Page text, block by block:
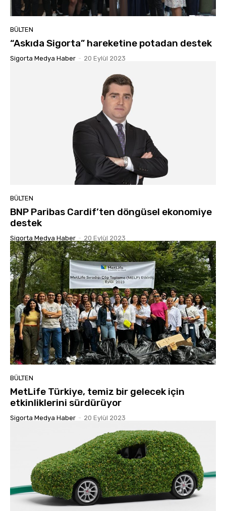
BÜLTEN
“Askıda Sigorta” hareketine potadan destek
Sigorta Medya Haber - 20 Eylül 2023
BÜLTEN
BNP Paribas Cardif’ten döngüsel ekonomiye
destek
Sigorta Medya Haber - 20 Eylül 2023
BÜLTEN
MetLife Türkiye, temiz bir gelecek için
etkinliklerini sürdürüyor
Sigorta Medya Haber - 20 Eylül 2023